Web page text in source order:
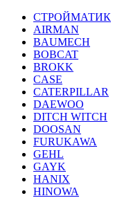
СТРОЙМАТИК
AIRMAN
BAUMECH
BOBCAT
BROKK
CASE
CATERPILLAR
DAEWOO
DITCH WITCH
DOOSAN
FURUKAWA
GEHL
GAYK
HANIX
HINOWA